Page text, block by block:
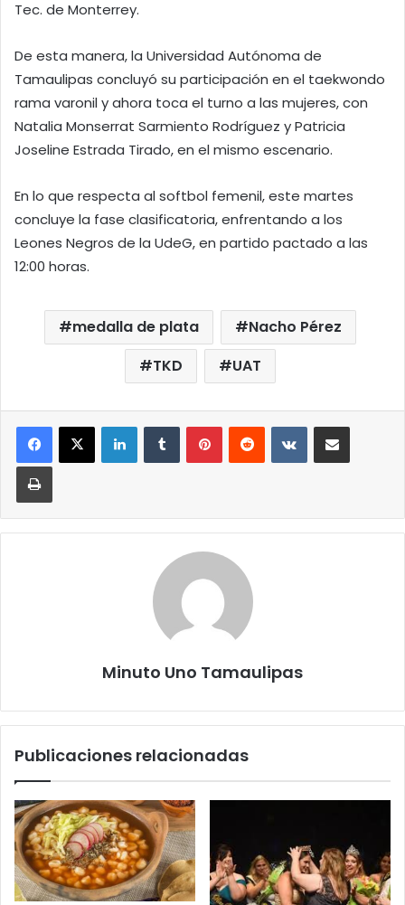
Tec. de Monterrey.
De esta manera, la Universidad Autónoma de
Tamaulipas concluyó su participación en el taekwondo
rama varonil y ahora toca el turno a las mujeres, con
Natalia Monserrat Sarmiento Rodríguez y Patricia
Joseline Estrada Tirado, en el mismo escenario.
En lo que respecta al softbol femenil, este martes
concluye la fase clasificatoria, enfrentando a los
Leones Negros de la UdeG, en partido pactado a las
12:00 horas.
medalla de plata
Nacho Pérez
TKD
UAT
LinkedInTumblrPinterestReddit VKontakteCompartir por correo
Imprimir
Minuto Uno Tamaulipas
Publicaciones relacionadas